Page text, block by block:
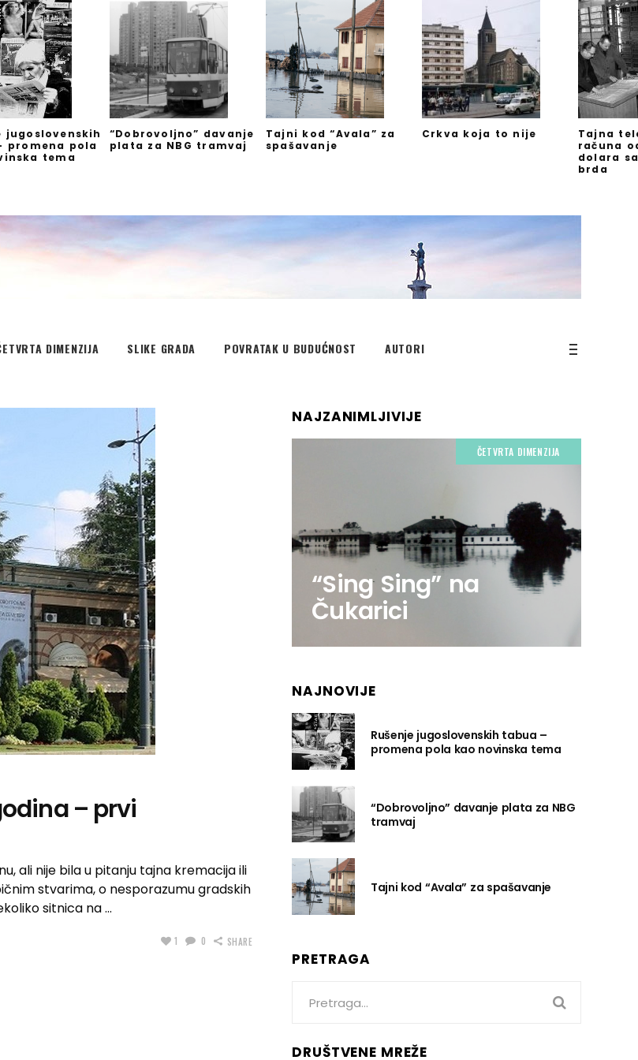
jugoslovenskih
promena pola
tema
“Dobrovoljno” davanje
plata za NBG tramvaj
Tajni kod “Avala” za
spašavanje
Crkva koja to nije
Tajna
računa
dolara
brda
DIMENZIJA SLIKE GRADA POVRATAK U BUDUĆNOST AUTORI
– prvi
ali nije bila u pitanju tajna kremacija ili
stvarima, o nesporazumu gradskih
sitnica na
1 0 SHARE
NAJZANIMLJIVIJE
ČETVRTA DIMENZIJA
“Sing Sing” na
Čukarici
NAJNOVIJE
Rušenje jugoslovenskih tabua –
promena pola kao novinska tema
“Dobrovoljno” davanje plata za NBG
tramvaj
Tajni kod “Avala” za spašavanje
PRETRAGA
for:
DRUŠTVENE MREŽE